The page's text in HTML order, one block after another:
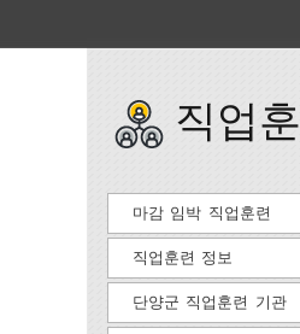
직업
마감 임박 직업훈련
직업훈련 정보
단양군 직업훈련 기관